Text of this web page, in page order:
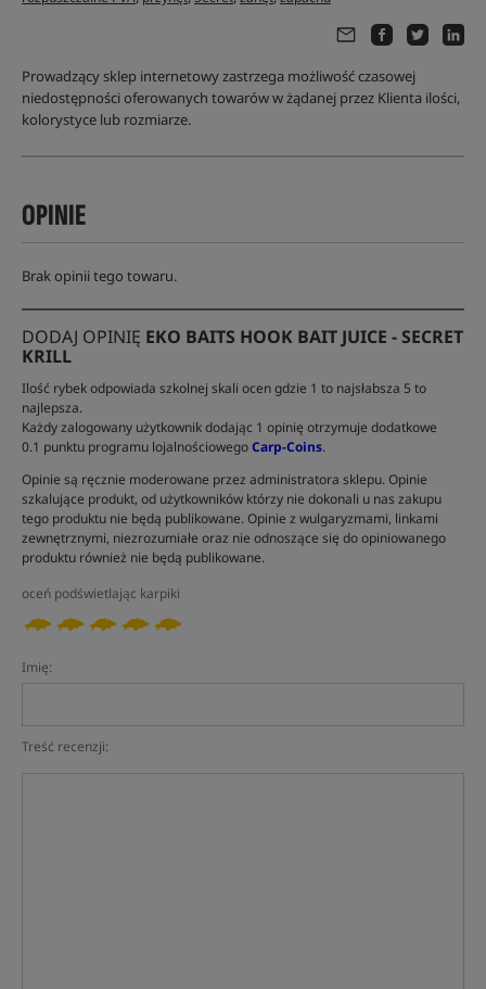
Prowadzący sklep internetowy zastrzega możliwość czasowej
niedostępności oferowanych towarów w żądanej przez Klienta ilości,
kolorystyce lub rozmiarze.
OPINIE
Brak opinii tego towaru.
DODAJ OPINIĘ EKO BAITS HOOK BAIT JUICE - SECRET
KRILL
Ilość rybek odpowiada szkolnej skali ocen gdzie 1 to najsłabsza 5 to
najlepsza.
Każdy zalogowany użytkownik dodając 1 opinię otrzymuje dodatkowe
0.1 punktu programu lojalnościowegoCarp-Coins.
Opinie są ręcznie moderowane przez administratora sklepu. Opinie
szkalujące produkt, od użytkowników którzy nie dokonali u nas zakupu
tego produktu nie będą publikowane. Opinie z wulgaryzmami, linkami
zewnętrznymi, niezrozumiałe oraz nie odnoszące się do opiniowanego
produktu również nie będą publikowane.
oceń podświetlając karpiki
Imię:
Treść recenzji: